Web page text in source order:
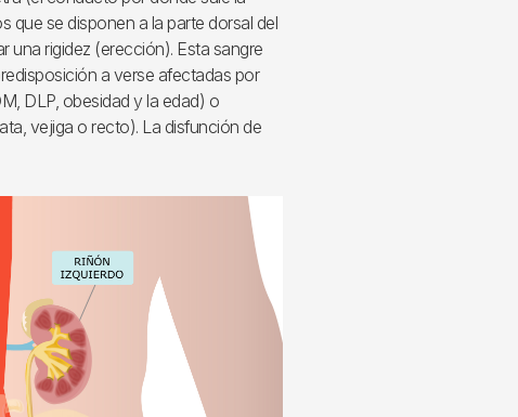
que se disponen a la parte dorsal del
una rigidez (erección). Esta sangre
a verse afectadas por
DLP, obesidad y la edad) o
vejiga o recto). La disfunción de